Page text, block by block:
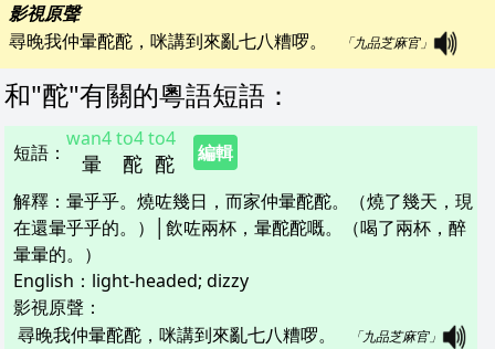
影視原聲
尋晚我仲暈酡酡，咪講到來亂七八糟啰。
「九品芝麻官」
和"酡"有關的粵語短語 ：
短語 ： 暈
wan4
酡
to4
酡
to4
編輯
解釋 ： 暈乎乎。燒咗幾日，而家仲暈酡酡。（燒了幾天，現
在還暈乎乎的。）│飲咗兩杯，暈酡酡嘅。（喝了兩杯，醉
暈暈的。）
English： light-headed; dizzy
影視原聲：
尋晚我仲暈酡酡，咪講到來亂七八糟啰。
「九品芝麻官」